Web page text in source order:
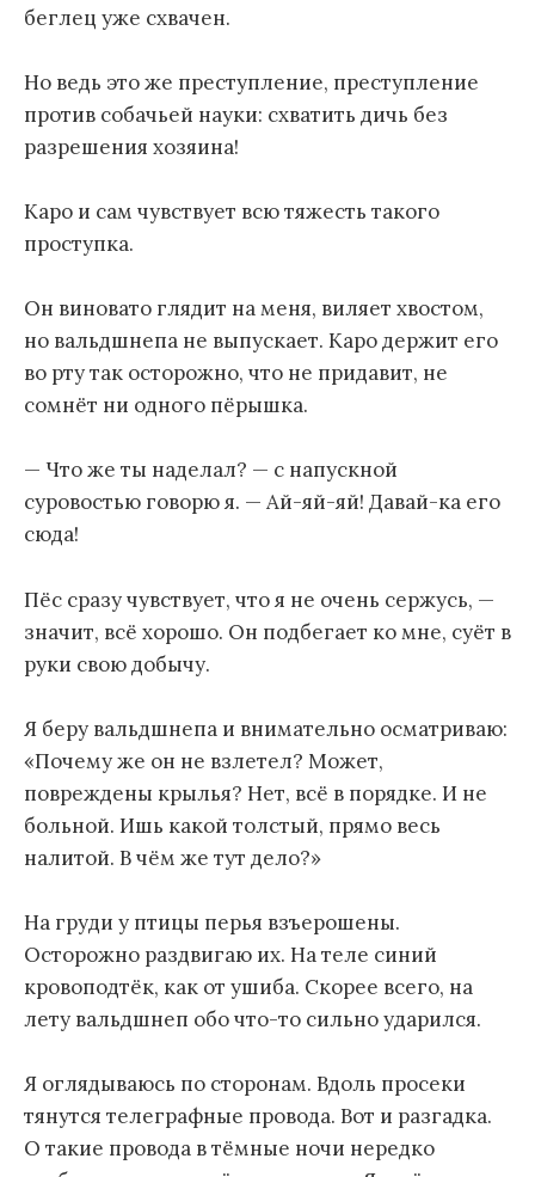
беглец уже схвачен.
Но ведь это же преступление, преступление
против собачьей науки: схватить дичь без
разрешения хозяина!
Каро и сам чувствует всю тяжесть такого
проступка.
Он виновато глядит на меня, виляет хвостом,
но вальдшнепа не выпускает. Каро держит его
во рту так осторожно, что не придавит, не
сомнёт ни одного пёрышка.
— Что же ты наделал? — с напускной
суровостью говорю я. — Ай-яй-яй! Давай-ка его
сюда!
Пёс сразу чувствует, что я не очень сержусь, —
значит, всё хорошо. Он подбегает ко мне, суёт в
руки свою добычу.
Я беру вальдшнепа и внимательно осматриваю:
«Почему же он не взлетел? Может,
повреждены крылья? Нет, всё в порядке. И не
больной. Ишь какой толстый, прямо весь
налитой. В чём же тут дело?»
На груди у птицы перья взъерошены.
Осторожно раздвигаю их. На теле синий
кровоподтёк, как от ушиба. Скорее всего, на
лету вальдшнеп обо что-то сильно ударился.
Я оглядываюсь по сторонам. Вдоль просеки
тянутся телеграфные провода. Вот и разгадка.
О такие провода в тёмные ночи нередко